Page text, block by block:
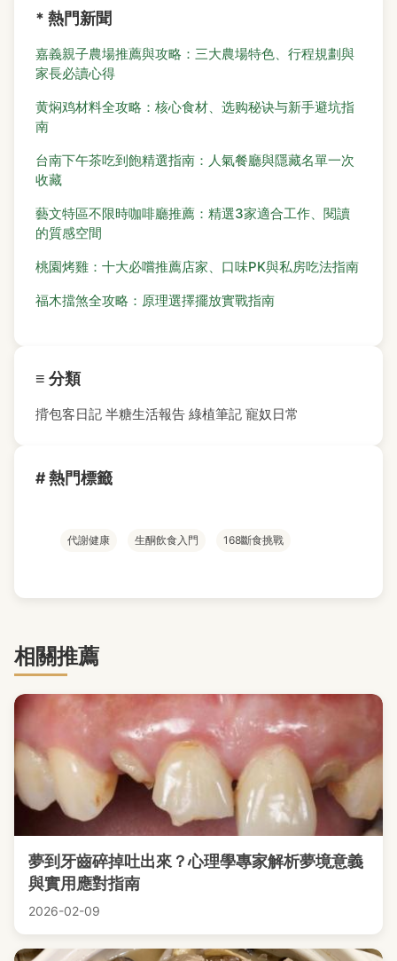
* 熱門新聞
嘉義親子農場推薦與攻略：三大農場特色、行程規劃與
家長必讀心得
黄焖鸡材料全攻略：核心食材、选购秘诀与新手避坑指
南
台南下午茶吃到飽精選指南：人氣餐廳與隱藏名單一次
收藏
藝文特區不限時咖啡廳推薦：精選3家適合工作、閱讀
的質感空間
桃園烤雞：十大必嚐推薦店家、口味PK與私房吃法指南
福木擋煞全攻略：原理選擇擺放實戰指南
≡ 分類
揹包客日記 半糖生活報告 綠植筆記 寵奴日常
# 熱門標籤
代謝健康 生酮飲食入門 168斷食挑戰
相關推薦
夢到牙齒碎掉吐出來？心理學專家解析夢境意義
與實用應對指南
2026-02-09